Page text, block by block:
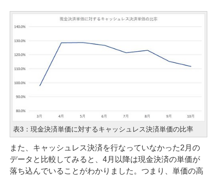
表3：現金決済単価に対するキャッシュレス決済単価の比率
また、キャッシュレス決済を行なっていなかった2月の
データと比較してみると、4月以降は現金決済の単価が
落ち込んでいることがわかりました。つまり、単価の高